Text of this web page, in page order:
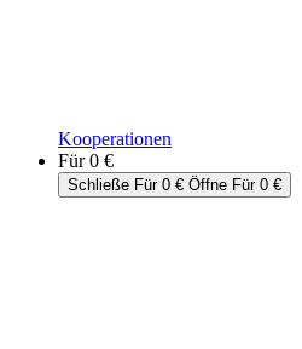
Kooperationen
Für 0 €
Schließe Für 0 € Öffne Für 0 €